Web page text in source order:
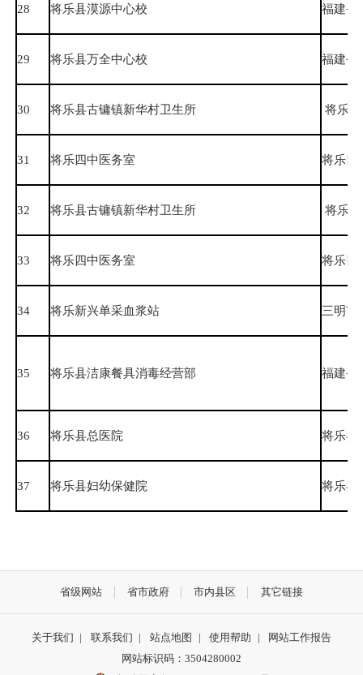
28 将乐县漠源中心校 福建省
29 将乐县万全中心校 福建省
30 将乐县古镛镇新华村卫生所 将乐
31 将乐四中医务室 将乐四
32 将乐县古镛镇新华村卫生所 将乐
33 将乐四中医务室 将乐四
34 将乐新兴单采血浆站 三明市
35 将乐县洁康餐具消毒经营部 福建省
36 将乐县总医院 将乐县
37 将乐县妇幼保健院 将乐县
省级网站 省市政府 市内县区 其它链接
关于我们 | 联系我们 | 站点地图 | 使用帮助 |
网站工作报告
网站标识码：3504280002